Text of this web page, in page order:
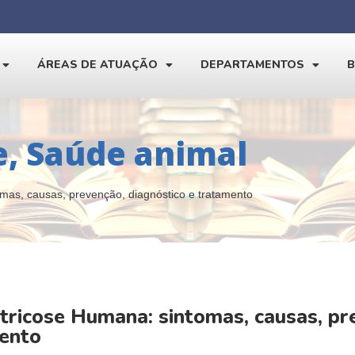
ÁREAS DE ATUAÇÃO DEPARTAMENTOS
,Saúde animal
causas, prevenção, diagnóstico e tratamento
Humana: sintomas, causas,